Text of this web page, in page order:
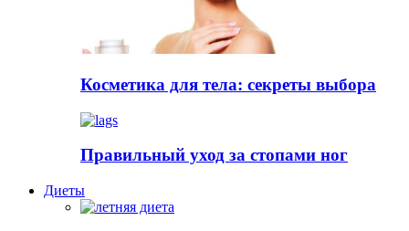
Косметика для тела: секреты выбора
Правильный уход за стопами ног
Диеты